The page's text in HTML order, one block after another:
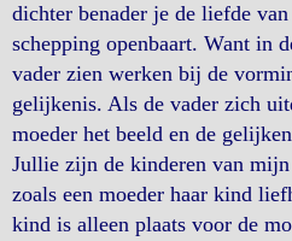
dichter benader je de liefde
schepping openbaart. Want in
vader zien werken bij de
gelijkenis. Als de vader zich
moeder het beeld en de
Jullie zijn de kinderen van
zoals een moeder haar kind
kind is alleen plaats voor de